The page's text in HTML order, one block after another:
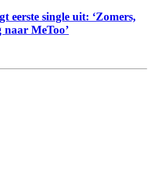
eerste single uit: ‘Zomers,
naar MeToo’